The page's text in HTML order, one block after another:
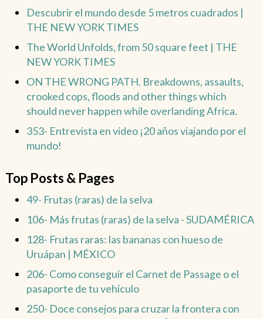
Descubrir el mundo desde 5 metros cuadrados |
THE NEW YORK TIMES
The World Unfolds, from 50 square feet | THE
NEW YORK TIMES
ON THE WRONG PATH. Breakdowns, assaults,
crooked cops, floods and other things which
should never happen while overlanding Africa.
353- Entrevista en video ¡20 años viajando por el
mundo!
Top Posts & Pages
49- Frutas (raras) de la selva
106- Más frutas (raras) de la selva - SUDAMÉRICA
128- Frutas raras: las bananas con hueso de
Uruápan | MÉXICO
206- Como conseguir el Carnet de Passage o el
pasaporte de tu vehículo
250- Doce consejos para cruzar la frontera con